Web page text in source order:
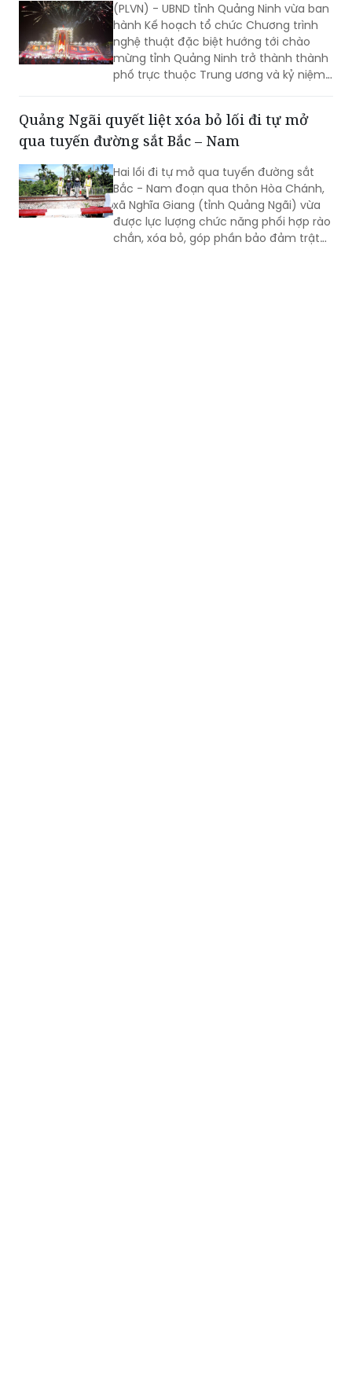
(PLVN) - UBND tỉnh Quảng Ninh vừa ban
hành Kế hoạch tổ chức Chương trình
nghệ thuật đặc biệt hướng tới chào
mừng tỉnh Quảng Ninh trở thành thành
phố trực thuộc Trung ương và kỷ niệm
Quốc khánh nước Cộng hòa xã hội chủ
nghĩa Việt Nam (2/9/1945 - 2/9/2026).
Quảng Ngãi quyết liệt xóa bỏ lối đi tự mở
qua tuyến đường sắt Bắc – Nam
Hai lối đi tự mở qua tuyến đường sắt
Bắc - Nam đoạn qua thôn Hòa Chánh,
xã Nghĩa Giang (tỉnh Quảng Ngãi) vừa
được lực lượng chức năng phối hợp rào
chắn, xóa bỏ, góp phần bảo đảm trật